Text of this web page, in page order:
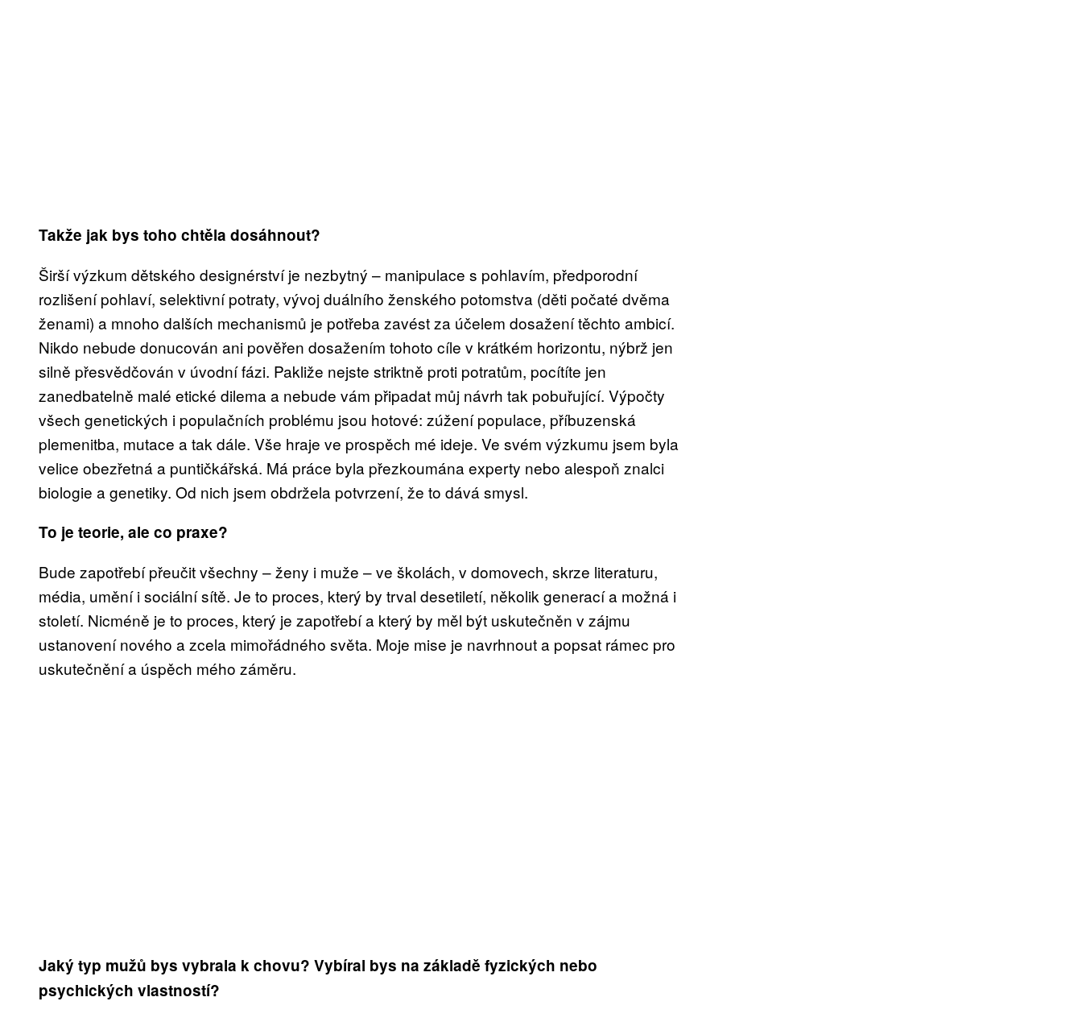
Takže jak bys toho chtěla dosáhnout?
Širší výzkum dětského designérství je nezbytný – manipulace s pohlavím, předporodní
rozlišení pohlaví, selektivní potraty, vývoj duálního ženského potomstva (děti počaté dvěma
ženami) a mnoho dalších mechanismů je potřeba zavést za účelem dosažení těchto ambicí.
Nikdo nebude donucován ani pověřen dosažením tohoto cíle v krátkém horizontu, nýbrž jen
silně přesvědčován v úvodní fázi. Pakliže nejste striktně proti potratům, pocítíte jen
zanedbatelně malé etické dilema a nebude vám připadat můj návrh tak pobuřující. Výpočty
všech genetických i populačních problému jsou hotové: zúžení populace, příbuzenská
plemenitba, mutace a tak dále. Vše hraje ve prospěch mé ideje. Ve svém výzkumu jsem byla
velice obezřetná a puntičkářská. Má práce byla přezkoumána experty nebo alespoň znalci
biologie a genetiky. Od nich jsem obdržela potvrzení, že to dává smysl.
To je teorie, ale co praxe?
Bude zapotřebí přeučit všechny – ženy i muže – ve školách, v domovech, skrze literaturu,
média, umění i sociální sítě. Je to proces, který by trval desetiletí, několik generací a možná i
století. Nicméně je to proces, který je zapotřebí a který by měl být uskutečněn v zájmu
ustanovení nového a zcela mimořádného světa. Moje mise je navrhnout a popsat rámec pro
uskutečnění a úspěch mého záměru.
Jaký typ mužů bys vybrala k chovu? Vybíral bys na základě fyzických nebo
psychických vlastností?